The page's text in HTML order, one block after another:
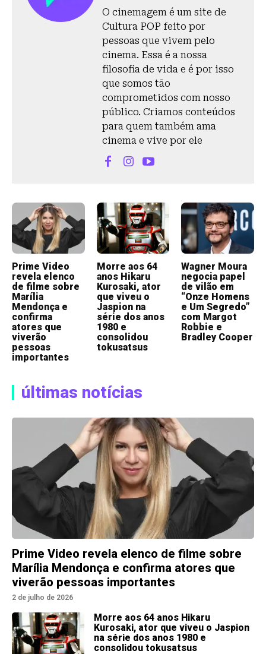
O cinemagem é um site de
Cultura POP feito por
pessoas que vivem pelo
cinema. Essa é a nossa
filosofia de vida e é por isso
que somos tão
comprometidos com nosso
público. Criamos conteúdos
para quem também ama
cinema e vive por ele
Prime Video
revela elenco
de filme sobre
Marília
Mendonça e
confirma
atores que
viverão
pessoas
importantes
Morre aos 64
anos Hikaru
Kurosaki, ator
que viveu o
Jaspion na
série dos anos
1980 e
consolidou
tokusatsus
Wagner Moura
negocia papel
de vilão em
“Onze Homens
e Um Segredo”
com Margot
Robbie e
Bradley Cooper
últimas notícias
Prime Video revela elenco de filme sobre
Marília Mendonça e confirma atores que
viverão pessoas importantes
2 de julho de 2026
Morre aos 64 anos Hikaru
Kurosaki, ator que viveu o Jaspion
na série dos anos 1980 e
consolidou tokusatsus